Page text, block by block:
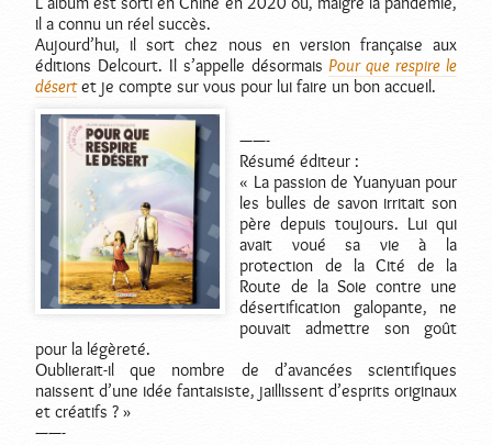
il a connu un réel succès.
Aujourd’hui, il sort chez nous en version française aux
éditions Delcourt. Il s’appelle désormais Pour que respire le
désertet je compte sur vous pour lui faire un bon accueil.
——-
Résumé éditeur :
« La passion de Yuanyuan pour
les bulles de savon irritait son
père depuis toujours. Lui qui
avait voué sa vie à la
protection de la Cité de la
Route de la Soie contre une
désertification galopante, ne
pouvait admettre son goût
pour la légèreté.
Oublierait-il que nombre de d’avancées scientifiques
naissent d’une idée fantaisiste, jaillissent d’esprits originaux
et créatifs ? »
——-